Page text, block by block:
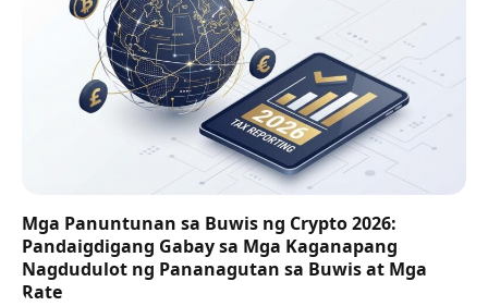
Mga Panuntunan sa Buwis ng Crypto 2026:
Pandaigdigang Gabay sa Mga Kaganapang
Nagdudulot ng Pananagutan sa Buwis at Mga
Rate